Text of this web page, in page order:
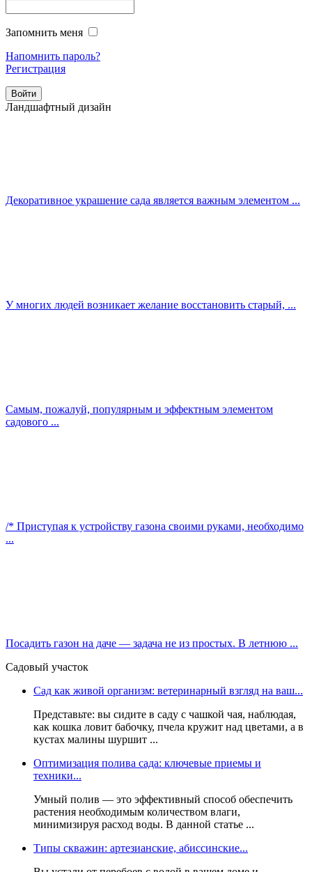
Запомнить меня
Напомнить пароль?
Регистрация
Ландшафтный дизайн
Декоративное украшение сада является важным элементом ...
У многих людей возникает желание восстановить старый, ...
Самым, пожалуй, популярным и эффектным элементом
садового ...
/* Приступая к устройству газона своими руками, необходимо
...
Посадить газон на даче — задача не из простых. В летнюю ...
Садовый участок
Сад как живой организм: ветеринарный взгляд на ваш...
Представьте: вы сидите в саду с чашкой чая, наблюдая,
как кошка ловит бабочку, пчела кружит над цветами, а в
кустах малины шуршит ...
Оптимизация полива сада: ключевые приемы и
техники...
Умный полив — это эффективный способ обеспечить
растения необходимым количеством влаги,
минимизируя расход воды. В данной статье ...
Типы скважин: артезианские, абиссинские...